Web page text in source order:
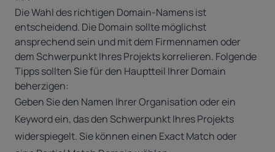
Die Wahl des richtigen Domain-Namens ist
entscheidend. Die Domain sollte möglichst
ansprechend sein und mit dem Firmennamen oder
dem Schwerpunkt Ihres Projekts korrelieren. Folgende
Tipps sollten Sie für den Hauptteil Ihrer Domain
beherzigen:
Geben Sie den Namen Ihrer Organisation oder ein
Keyword ein, das den Schwerpunkt Ihres Projekts
widerspiegelt. Sie können einen Exact Match oder